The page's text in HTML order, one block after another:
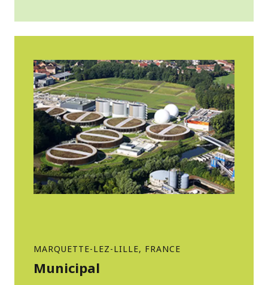
MARQUETTE-LEZ-LILLE, FRANCE
Municipal